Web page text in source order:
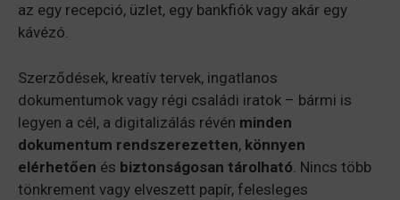
az egy recepció, üzlet, egy bankfiók vagy akár egy
kávézó.
Szerződések, kreatív tervek, ingatlanos
dokumentumok vagy régi családi iratok – bármi is
legyen a cél, a digitalizálás révén minden
dokumentum rendszerezetten, könnyen
elérhetően és biztonságosan tárolható . Nincs több
tönkrement vagy elveszett papír, felesleges